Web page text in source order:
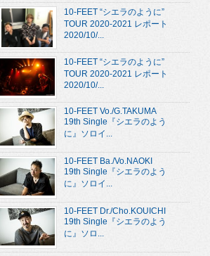
10-FEET “シエラのように”
TOUR 2020-2021 レポート
2020/10/...
10-FEET “シエラのように”
TOUR 2020-2021 レポート
2020/10/...
10-FEET Vo./G.TAKUMA
19th Single『シエラのよう
に』ソロイ...
10-FEET Ba./Vo.NAOKI
19th Single『シエラのよう
に』ソロイ...
10-FEET Dr./Cho.KOUICHI
19th Single『シエラのよう
に』ソロ...